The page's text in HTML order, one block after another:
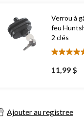
Verrou à
feu
2 clés
4.7
étoile(s)
sur
11,99 $
Ajouter au registree